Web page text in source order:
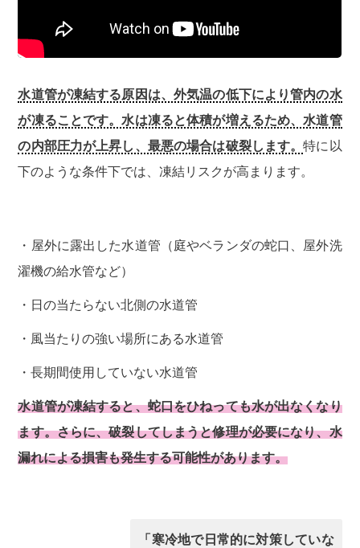
水道管が凍結する原因は、外気温の低下により管内の水
が凍ることです。水は凍ると体積が増えるため、水道管
の内部圧力が上昇し、最悪の場合は破裂します。特に以
下のような条件下では、凍結リスクが高まります。
・屋外に露出した水道管（庭やベランダの蛇口、屋外洗
濯機の給水管など）
・日の当たらない北側の水道管
・風当たりの強い場所にある水道管
・長期間使用していない水道管
水道管が凍結すると、蛇口をひねっても水が出なくなり
ます。さらに、破裂してしまうと修理が必要になり、水
漏れによる損害も発生する可能性があります。
「寒冷地で日常的に対策していな